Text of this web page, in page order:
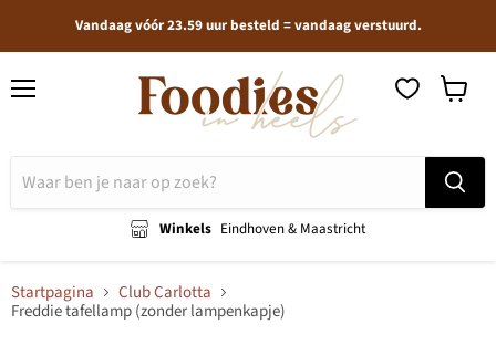
Vandaag vóór 23.59 uur besteld = vandaag verstuurd.
Winkels Eindhoven & Maastricht
Startpagina
Club Carlotta
Freddie tafellamp (zonder lampenkapje)